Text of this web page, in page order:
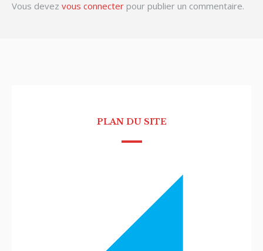
Vous devez vous connecter pour publier un commentaire.
PLAN DU SITE